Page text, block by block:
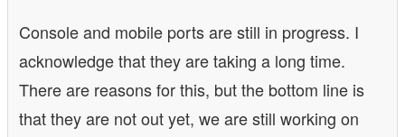
Console and mobile ports are still in progress. I
acknowledge that they are taking a long time.
There are reasons for this, but the bottom line is
that they are not out yet, we are still working on